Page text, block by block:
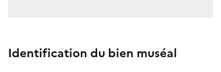
Identification du bien muséal